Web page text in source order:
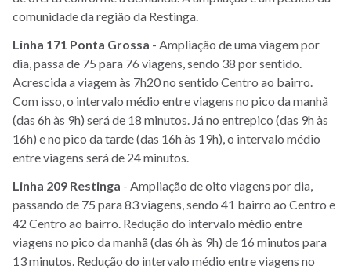
comunidade da região da Restinga.
Linha 171 Ponta Grossa - Ampliação de uma viagem por
dia, passa de 75 para 76 viagens, sendo 38 por sentido.
Acrescida a viagem às 7h20 no sentido Centro ao bairro.
Com isso, o intervalo médio entre viagens no pico da manhã
(das 6h às 9h) será de 18 minutos. Já no entrepico (das 9h às
16h) e no pico da tarde (das 16h às 19h), o intervalo médio
entre viagens será de 24 minutos.
Linha 209 Restinga - Ampliação de oito viagens por dia,
passando de 75 para 83 viagens, sendo 41 bairro ao Centro e
42 Centro ao bairro. Redução do intervalo médio entre
viagens no pico da manhã (das 6h às 9h) de 16 minutos para
13 minutos. Redução do intervalo médio entre viagens no